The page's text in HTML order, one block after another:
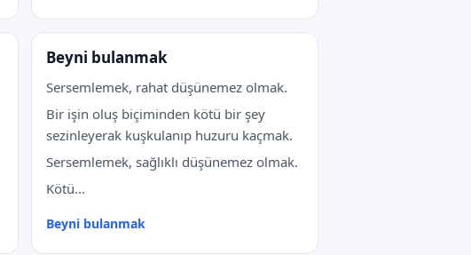
Beyni bulanmak
Sersemlemek, rahat düşünemez olmak.
Bir işin oluş biçiminden kötü bir şey
sezinleyerak kuşkulanıp huzuru kaçmak.
Sersemlemek, sağlıklı düşünemez olmak.
Kötü...
Beyni bulanmak